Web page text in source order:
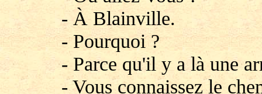
- À Blainville.
- Pourquoi ?
- Parce qu'il y a là une
- Vous connaissez le